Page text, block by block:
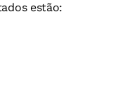
estão: